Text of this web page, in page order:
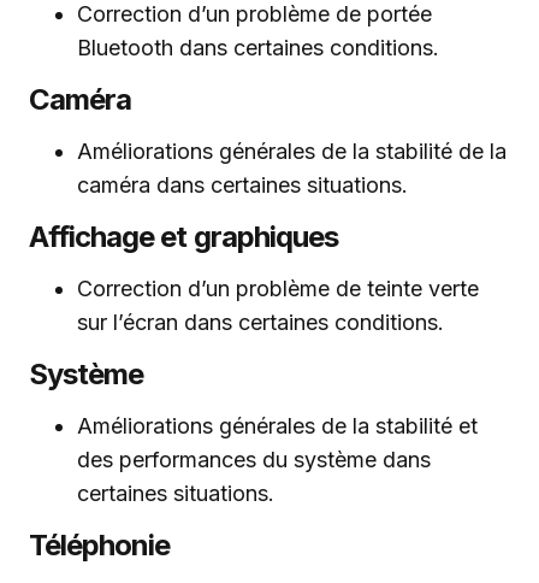
Correction d’un problème de portée
Bluetooth dans certaines conditions.
Caméra
Améliorations générales de la stabilité de la
caméra dans certaines situations.
Affichage et graphiques
Correction d’un problème de teinte verte
sur l’écran dans certaines conditions.
Système
Améliorations générales de la stabilité et
des performances du système dans
certaines situations.
Téléphonie